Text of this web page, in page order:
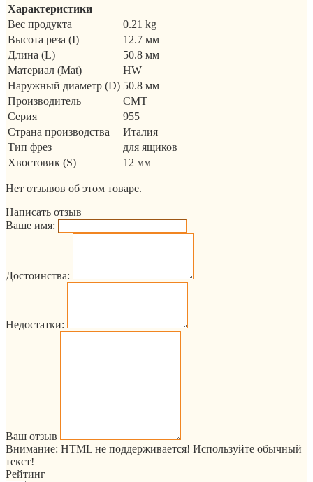
Характеристики
Вес продукта
0.21 kg
Высота реза (I)
12.7 мм
Длина (L)
50.8 мм
Материал (Mat)
HW
Наружный диаметр (D) 50.8 мм
Производитель
CMT
Серия
955
Страна производства
Италия
Тип фрез
для ящиков
Хвостовик (S)
12 мм
Нет отзывов об этом товаре.
Написать отзыв
Ваше имя:
Достоинства:
Недостатки:
Ваш отзыв
Внимание: HTML не поддерживается! Используйте обычный
текст!
Рейтинг